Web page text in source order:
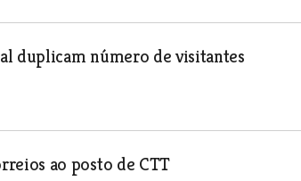
duplicam número de visitantes
ao posto de CTT